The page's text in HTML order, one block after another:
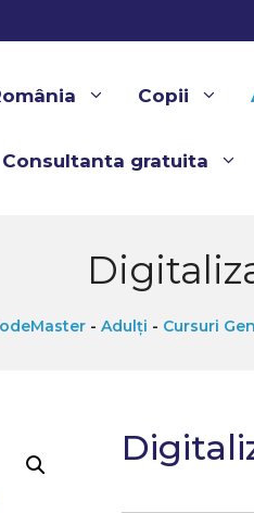
Copii
Consultanta gratuita
- Adulți - Cursuri